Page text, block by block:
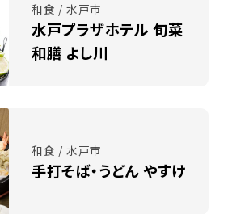
和食 / 水戸市
水戸プラザホテル 旬菜
和膳 よし川
和食 / 水戸市
手打そば・うどん やすけ